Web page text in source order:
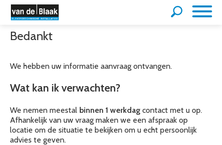
Bedankt
We hebben uw informatie aanvraag ontvangen.
Wat kan ik verwachten?
We nemen meestal binnen 1 werkdag contact met u op.
Afhankelijk van uw vraag maken we een afspraak op
locatie om de situatie te bekijken om u echt persoonlijk
advies te geven.